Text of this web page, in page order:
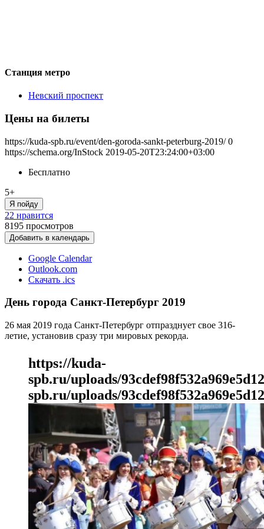
Станция метро
Невский проспект
Цены на билеты
https://kuda-spb.ru/event/den-goroda-sankt-peterburg-2019/ 0
https://schema.org/InStock 2019-05-20T23:24:00+03:00
Бесплатно
5+
Я пойду
22 нравится
8195 просмотров
Добавить в календарь
Google Calendar
Outlook.com
Скачать .ics
День города Санкт-Петербург 2019
26 мая 2019 года Санкт-Петербург отпразднует свое 316-
летие, установив сразу три мировых рекорда.
https://kuda-
spb.ru/uploads/
spb.ru/uploads/